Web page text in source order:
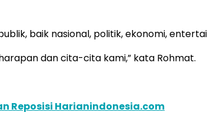
baik nasional, politik, ekonomi,
dan cita-cita kami,” kata Rohmat.
Reposisi Harianindonesia.com